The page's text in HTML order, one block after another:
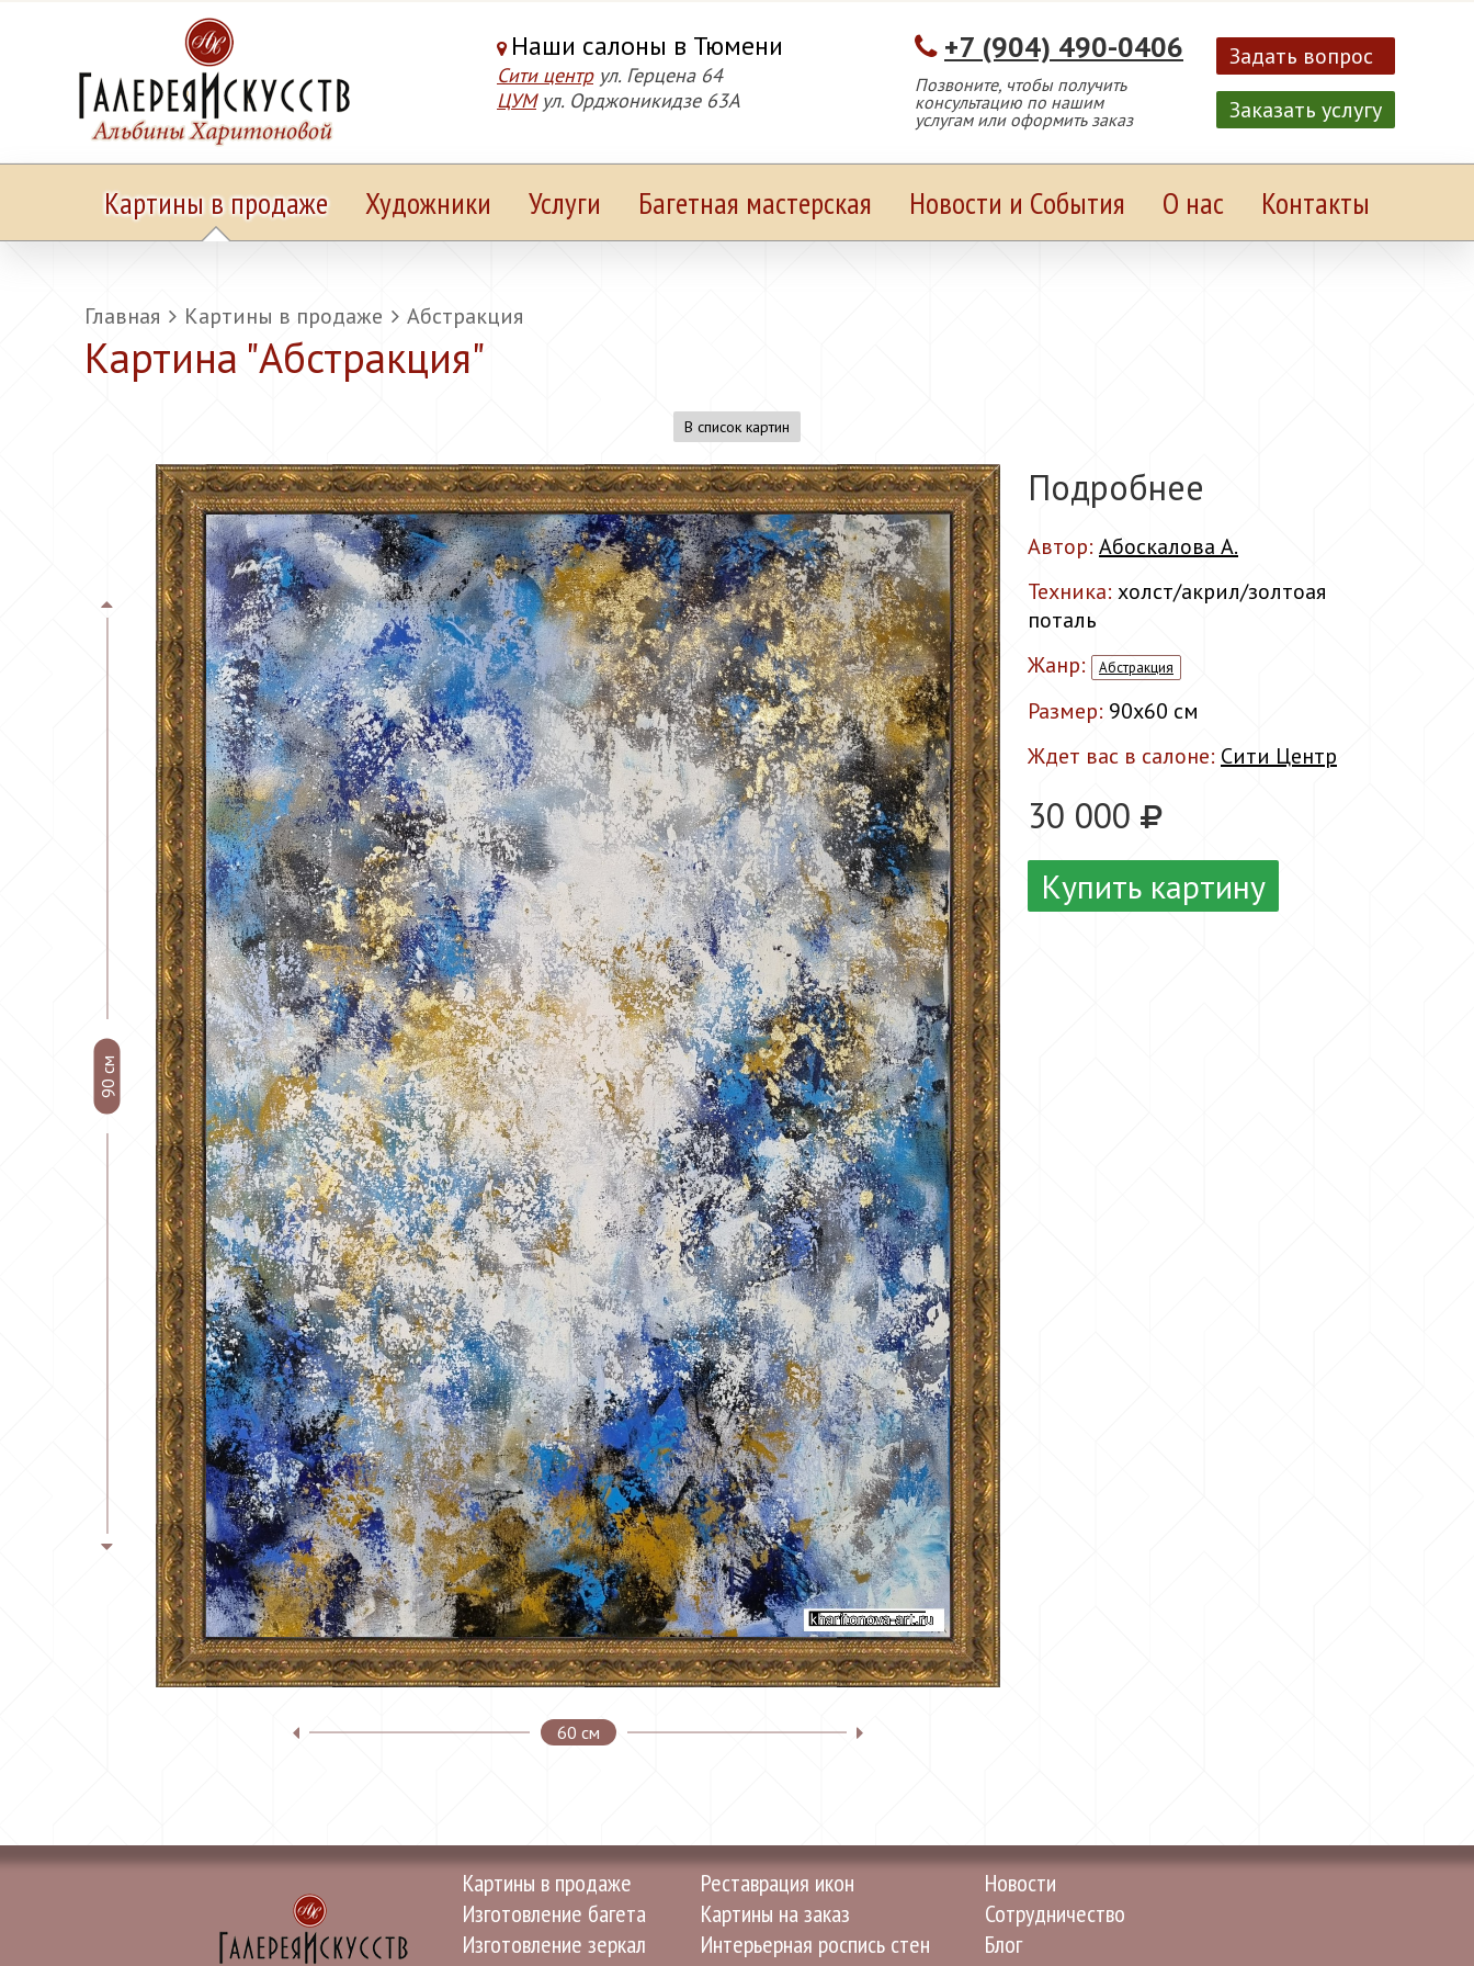
Задать вопрос
Заказать услугу
+7 (904) 490-0406
Позвоните, чтобы получить
консультацию по нашим
услугам или оформить заказ
Наши салоны в Тюмени
Сити центр ул. Герцена 64
ЦУМ ул. Орджоникидзе 63А
Картины в продаже Художники Услуги Багетная мастерская Новости и События О нас Контакты
Главная Картины в продаже Абстракция
Картина "Абстракция"
В список картин
60 см
90 см
Подробнее
Автор: Абоскалова А.
Техника: холст/акрил/золтоая
поталь
Жанр:
Абстракция
Размер: 90x60 см
Ждет вас в салоне: Сити Центр
30 000
Купить картину
Картины в продаже
Изготовление багета
Изготовление зеркал
Реставрация икон
Картины на заказ
Интерьерная роспись стен
Новости
Сотрудничество
Блог